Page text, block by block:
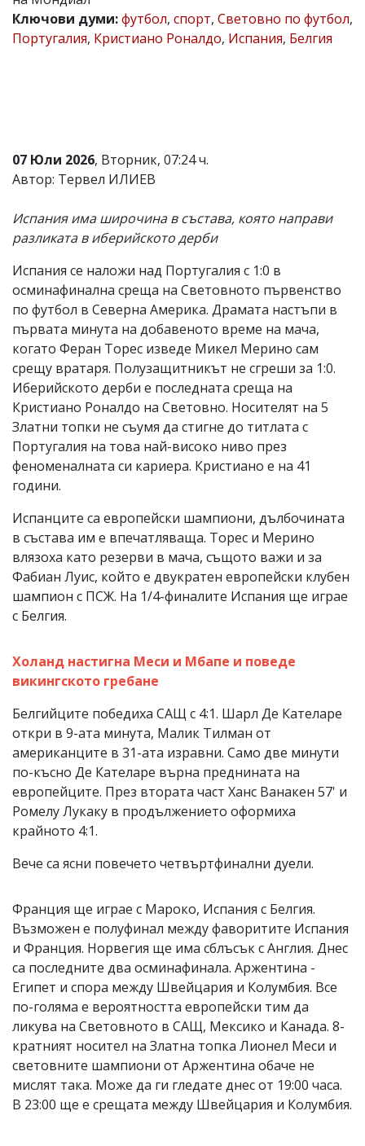
Коментарите
под
статиите
носи
отговорност
Ако
откриете
за
коментар,
моля
сигнализирайте
Ключови думи:футбол, спорт, Световно по футбол,
Португалия, Кристиано Роналдо, Испания, Белгия
07 Юли 2026, Вторник, 07:24 ч.
Автор: Тервел ИЛИЕВ
Испания има широчина в състава, която направи
разликата в иберийското дерби
Испания се наложи над Португалия с 1:0 в
осминафинална среща на Световното първенство
по футбол в Северна Америка. Драмата настъпи в
първата минута на добавеното време на мача,
когато Феран Торес изведе Микел Мерино сам
срещу вратаря. Полузащитникът не сгреши за 1:0.
Иберийското дерби е последната среща на
Кристиано Роналдо на Световно. Носителят на 5
Златни топки не съумя да стигне до титлата с
Португалия на това най-високо ниво през
феноменалната си кариера. Кристиано е на 41
години.
Испанците са европейски шампиони, дълбочината
в състава им е впечатляваща. Торес и Мерино
влязоха като резерви в мача, същото важи и за
Фабиан Луис, който е двукратен европейски клубен
шампион с ПСЖ. На 1/4-финалите Испания ще играе
с Белгия.
Холанд настигна Меси и Мбапе и поведе
викингското гребане
Белгийците победиха САЩ с 4:1. Шарл Де Кателаре
откри в 9-ата минута, Малик Тилман от
американците в 31-ата изравни. Само две минути
по-късно Де Кателаре върна преднината на
европейците. През втората част Ханс Ванакен 57' и
Ромелу Лукаку в продължението оформиха
крайното 4:1.
Вече са ясни повечето четвъртфинални дуели.
Франция ще играе с Мароко, Испания с Белгия.
Възможен е полуфинал между фаворитите Испания
и Франция. Норвегия ще има сблъсък с Англия. Днес
са последните два осминафинала. Аржентина -
Египет и спора между Швейцария и Колумбия. Все
по-голяма е вероятността европейски тим да
ликува на Световното в САЩ, Мексико и Канада. 8-
кратният носител на Златна топка Лионел Меси и
световните шампиони от Аржентина обаче не
мислят така. Може да ги гледате днес от 19:00 часа.
В 23:00 ще е срещата между Швейцария и Колумбия.